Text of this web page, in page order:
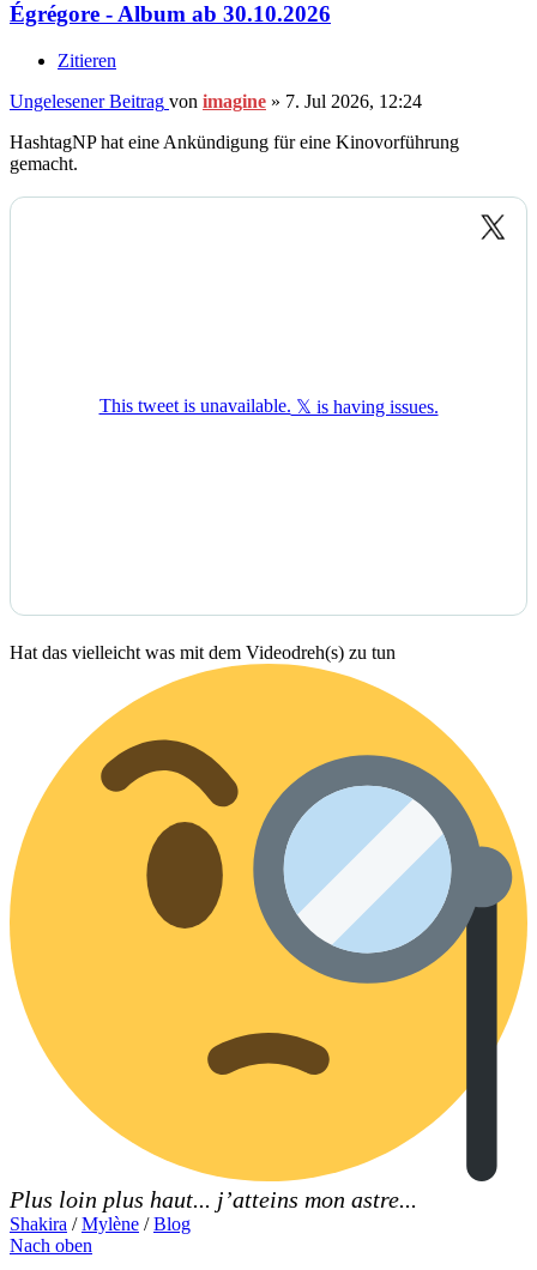
Égrégore - Album ab 30.10.2026
Zitieren
Ungelesener Beitrag von imagine » 7. Jul 2026, 12:24
HashtagNP hat eine Ankündigung für eine Kinovorführung
gemacht.
Hat das vielleicht was mit dem Videodreh(s) zu tun
Plus loin plus haut... j’atteins mon astre...
Shakira /Mylène /Blog
Nach oben